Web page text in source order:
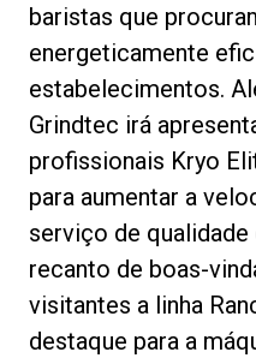
baristas que
energeticamente
estabelecimentos.
Grindtec irá
profissionais Kryo
para aumentar a
serviço de
recanto de boas-
visitantes a linha
destaque para a